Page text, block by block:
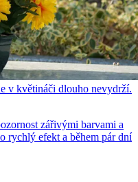
v květináči dlouho nevydrží.
zářivými barvami a
rychlý efekt a během pár dní